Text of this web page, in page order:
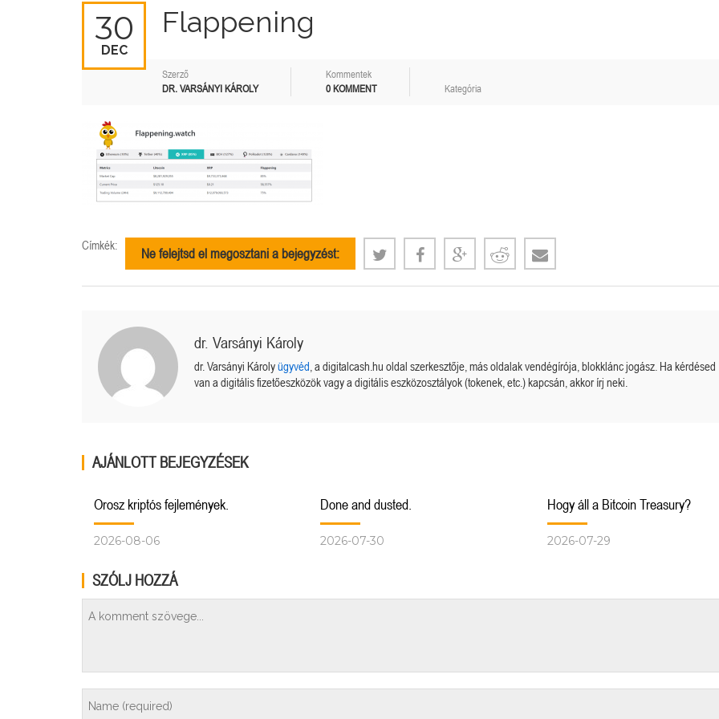
30
DEC
Flappening
Szerző
DR. VARSÁNYI KÁROLY
Kommentek
0 KOMMENT
Kategória
Címkék:
Ne felejtsd el megosztani a bejegyzést:
dr. Varsányi Károly
dr. Varsányi Károlyügyvéd , a digitalcash.hu oldal szerkesztője, más oldalak vendégírója, blokklánc jogász. Ha kérdésed
van a digitális fizetőeszközök vagy a digitális eszközosztályok (tokenek, etc.) kapcsán, akkor írj neki.
AJÁNLOTT BEJEGYZÉSEK
Orosz kriptós fejlemények.
2026-08-06
Done and dusted.
2026-07-30
Hogy áll a Bitcoin Treasury?
2026-07-29
SZÓLJ HOZZÁ
Megérkezett a kazah Bitcoin tartalék? Orosz kriptós fejlemények.